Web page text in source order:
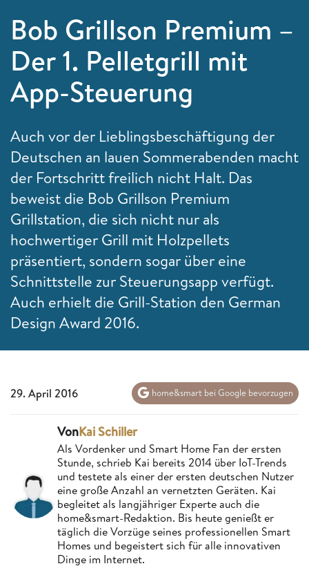
Bob Grillson Premium –
Der 1. Pelletgrill mit
App-Steuerung
Auch vor der Lieblingsbeschäftigung der
Deutschen an lauen Sommerabenden macht
der Fortschritt freilich nicht Halt. Das
beweist die Bob Grillson Premium
Grillstation, die sich nicht nur als
hochwertiger Grill mit Holzpellets
präsentiert, sondern sogar über eine
Schnittstelle zur Steuerungsapp verfügt.
Auch erhielt die Grill-Station den German
Design Award 2016.
29. April 2016 home&smart bei Google bevorzugen
VonKai Schiller
Als Vordenker und Smart Home Fan der ersten
Stunde, schrieb Kai bereits 2014 über IoT-Trends
und testete als einer der ersten deutschen Nutzer
eine große Anzahl an vernetzten Geräten. Kai
begleitet als langjähriger Experte auch die
home&smart-Redaktion. Bis heute genießt er
täglich die Vorzüge seines professionellen Smart
Homes und begeistert sich für alle innovativen
Dinge im Internet.